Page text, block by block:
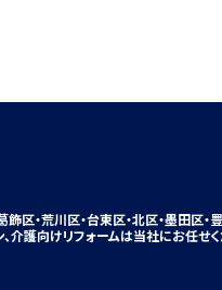
区・荒川区・台東区・北区・墨田区・
介護向けリフォームは当社にお任せく